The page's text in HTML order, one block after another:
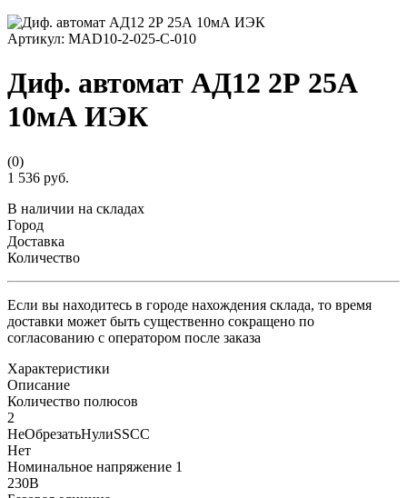
Артикул: MAD10-2-025-C-010
Диф. автомат АД12 2Р 25А
10мА ИЭК
(0)
1 536 руб.
В наличии на складах
Город
Доставка
Количество
Если вы находитесь в городе нахождения склада, то время
доставки может быть существенно сокращено по
согласованию с оператором после заказа
Характеристики
Описание
Количество полюсов
2
НеОбрезатьНулиSSCC
Нет
Номинальное напряжение 1
230В